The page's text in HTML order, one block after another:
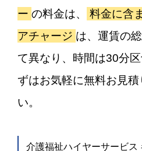
ー の料金は、 料金に含
アチャージ は、運賃の
て異なり、時間は30分
ずはお気軽に無料お見
い。
介護福祉ハイヤーサービス